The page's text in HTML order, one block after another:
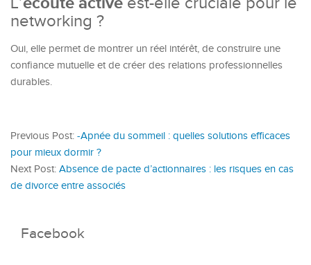
networking ?
Oui, elle permet de montrer un réel intérêt, de construire une
confiance mutuelle et de créer des relations professionnelles
durables.
Previous Post: -Apnée du sommeil : quelles solutions efficaces
pour mieux dormir ?
Next Post: Absence de pacte d’actionnaires : les risques en cas
de divorce entre associés
Facebook